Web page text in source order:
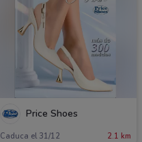
Price Shoes
Caduca el 31/12 2.1 km